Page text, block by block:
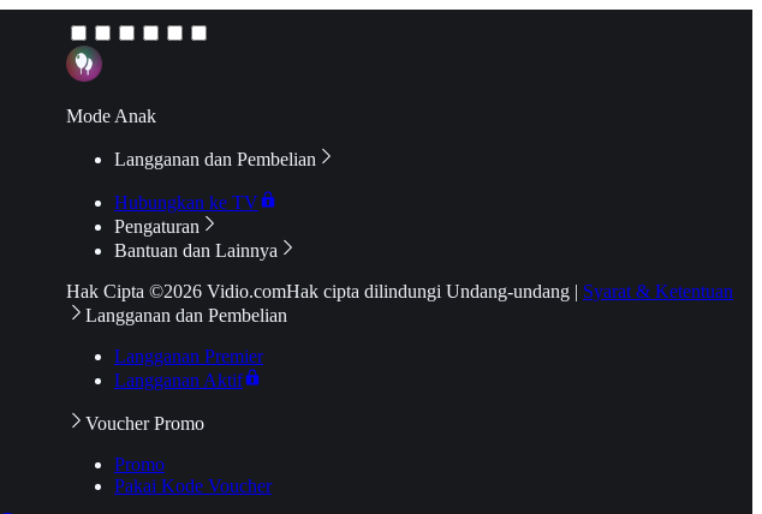
Mode Anak
Langganan dan Pembelian
Hubungkan ke TV
Pengaturan
Bantuan dan Lainnya
Hak Cipta ©2026 Vidio.comHak cipta dilindungi Undang-undang | Syarat & Ketentuan
Langganan dan Pembelian
Langganan Premier
Langganan Aktif
Voucher Promo
Promo
Pakai Kode Voucher